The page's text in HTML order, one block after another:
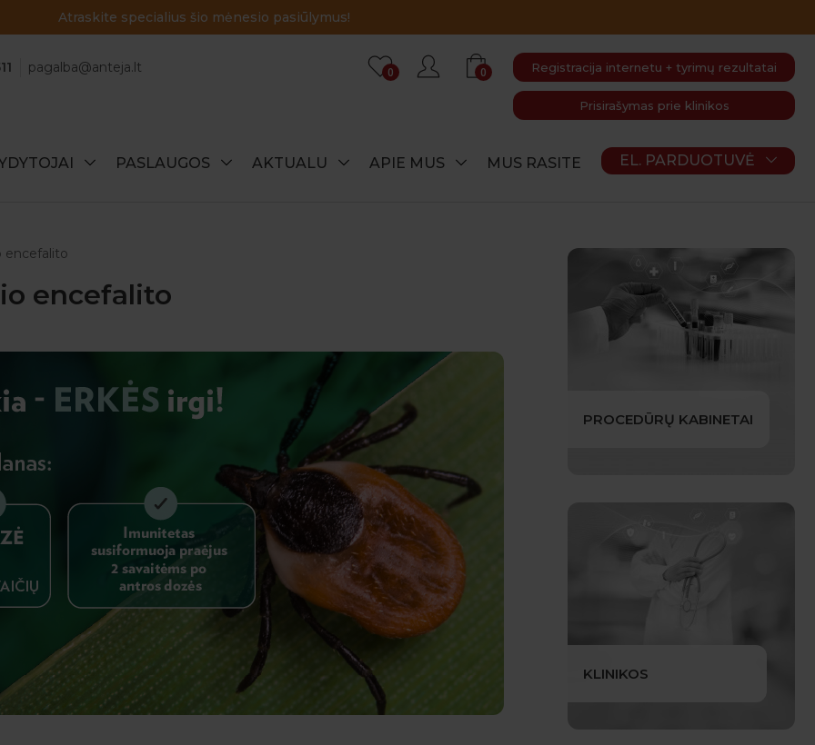
Atraskite specialius šio mėnesio pasiūlymus!
pagalba@anteja.lt Registracija internetu + tyrimų rezultatai
Prisirašymas prie klinikos
0 0
PASLAUGOS AKTUALU APIE MUS MUS RASITE EL. PARDUOTUVĖ
encefalito
encefalito
PROCEDŪRŲ KABINETAI
KLINIKOS